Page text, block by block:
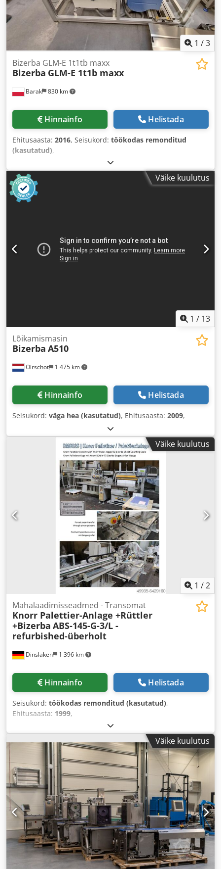
1 /3
Barak 830 km
Bizerba GLM-E 1t1tb maxx
Bizerba GLM-E 1t1b maxx
Hinnainfo Helistada
Ehitusaasta: 2016, Seisukord: töökodas remonditud
(kasutatud),
Väike kuulutus
1 / 13
Oirschot 1 475 km
Lõikamismasin
Bizerba A510
Hinnainfo Helistada
Seisukord: väga hea (kasutatud), Ehitusaasta: 2009,
Väike kuulutus
1 /2
Dinslaken 1 396 km
Mahalaadimisseadmed - Transomat
Knorr Palettier-Anlage +Rüttler
+Bizerba ABS-145-G-3/L -
refurbished-überholt
Hinnainfo Helistada
Seisukord: töökodas remonditud (kasutatud),
Ehitusaasta: 1999,
Väike kuulutus